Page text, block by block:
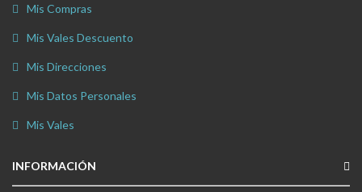
Mis Compras
Mis Vales Descuento
Mis Direcciones
Mis Datos Personales
Mis Vales
INFORMACIÓN